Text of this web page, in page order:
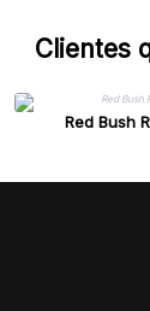
Clientes
Red Bush